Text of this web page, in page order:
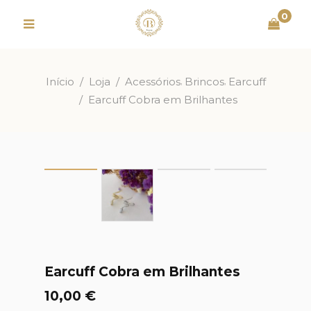
0
Início / Loja / Acessórios, Brincos, Earcuff
/ Earcuff Cobra em Brilhantes
Earcuff Cobra em Brilhantes
10,00 €